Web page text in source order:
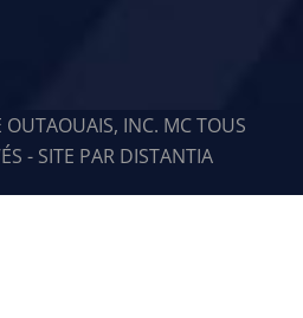
INC. MC TOUS
- SITE PAR DISTANTIA